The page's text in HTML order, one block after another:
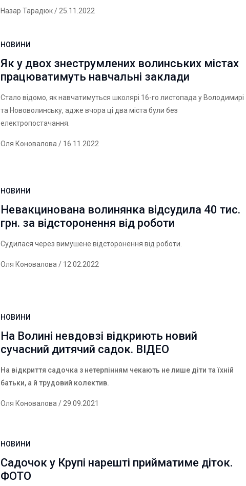
Назар Тарадюк/ 25.11.2022
НОВИНИ
Як у двох знеструмлених волинських містах
працюватимуть навчальні заклади
Стало відомо, як навчатимуться школярі 16-го листопада у Володимирі
та Нововолинську, адже вчора ці два міста були без
електропостачання.
Оля Коновалова/ 16.11.2022
НОВИНИ
Невакцинована волинянка відсудила 40 тис.
грн. за відсторонення від роботи
Судилася через вимушене відсторонення від роботи.
Оля Коновалова / 12.02.2022
НОВИНИ
На Волині невдовзі відкриють новий
сучасний дитячий садок. ВІДЕО
На відкриття садочка з нетерпінням чекають не лише діти та їхній
батьки, а й трудовий колектив.
Оля Коновалова/ 29.09.2021
НОВИНИ
Садочок у Крупі нарешті прийматиме діток.
ФОТО